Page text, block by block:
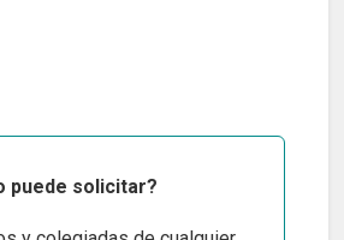
puede solicitar?